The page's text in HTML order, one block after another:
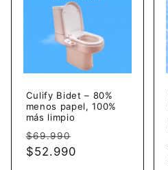
Culify Bidet – 80%
menos papel, 100%
más limpio
Precio
habitual
$69.990
$52.990